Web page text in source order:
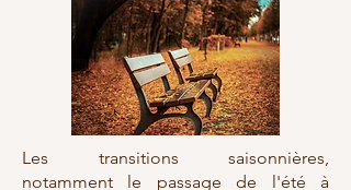
Les transitions saisonnières,
notamment le passage de l'été à